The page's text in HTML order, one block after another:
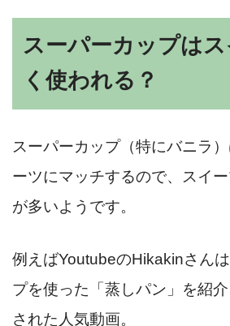
スーパーカップは
く使われる？
スーパーカップ（特にバニラ
ーツにマッチするので、スイ
が多いようです。
例えばYoutubeのHikakinさん
プを使った「蒸しパン」を紹
された人気動画。